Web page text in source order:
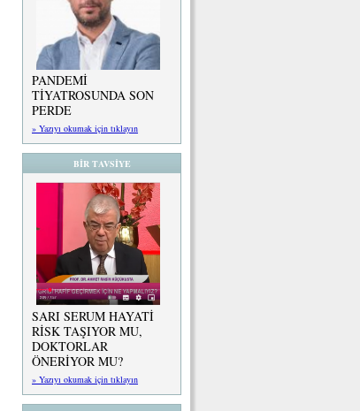
PANDEMİ
TİYATROSUNDA SON
PERDE
» Yazıyı okumak için tıklayın
BİR TAVSİYE
SARI SERUM HAYATİ
RİSK TAŞIYOR MU,
DOKTORLAR
ÖNERİYOR MU?
» Yazıyı okumak için tıklayın